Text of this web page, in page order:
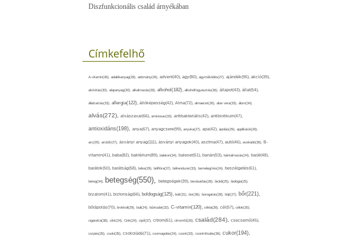
Diszfunkcionális család árnyékában
Címkefelhő
A-vitamin(36), adalékanyag(28), adomány(26), advent(40), agy(80), agyműködés(27), ajándék(95), akció(39),
aktivitás(30), alapanyag(30), alkalmazás(28), alkohol(182), alkoholfogyasztás(36), állapot(43), állat(54),
állattartás(33), allergia(122), állóképesség(42), Alma(72), almaecet(26), aloe vera(33), álom(34),
alvás(272), alvászavar(66), aminosav(33), antibakteriális(42), antibiotikum(47),
antioxidáns(198), anya(67), anyagcsere(99), anyuka(27), apa(42), ápolás(29), applikáció(26),
arc(29), arcbőr(27), ásványi anyag(111), ásványi anyagok(40), asztma(47), autó(46), avokádó(36), B-
vitamin(41), baba(82), baktérium(89), balaton(34), baleset(51), banán(53), bántalmazás(24), barát(48),
barátok(50), barátság(58), béke(29), bélflóra(37), bélrendszer(33), bemelegítés(24), beszélgetés(61),
beteg(34), betegség(550), betegségek(39), bevásárlás(28), bicikli(25), biológia(25),
bizalom(41), biztonság(66), boldogság(125), bolt(31), bor(36), borogatás(28), böjt(27), bőr(221),
bőrápolás(70), brokkoli(29), buli(24), bűntudat(32), C-vitamin(120), cékla(28), cél(57), célok(30),
cigaretta(38), cikk(24), Cink(24), cipő(37), citrom(61), citromfű(26), család(284), csecsemő(45),
csípés(26), csoki(35), csokoládé(71), csomagolás(24), csont(33), csontritkulás(36), cukor(194),